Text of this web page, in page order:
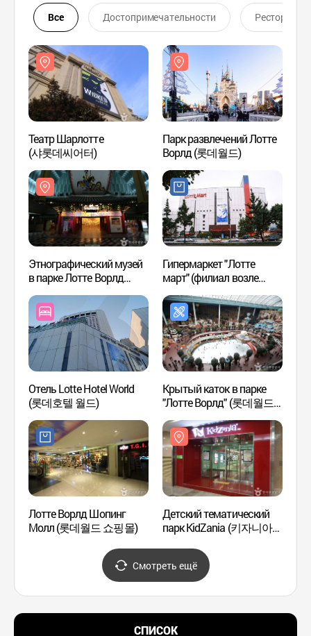
Все Достопримечательности Ресторан
Театр Шарлотте
(샤롯데씨어터)
Парк развлечений Лотте
Ворлд (롯데월드)
Этнографический музей
в парке Лотте Ворлд
(롯데월드 민속박물관)
Гипермаркет "Лотте
март" (филиал возле
парка "Лотте Волд")
(롯데마트-월드점)
Отель Lotte Hotel World
(롯데호텔 월드)
Крытый каток в парке
"Лотте Ворлд" (롯데월드
아이스링크(실내))
Лотте Ворлд Шопинг
Молл (롯데월드 쇼핑몰)
Детский тематический
парк KidZania (키자니아
Смотреть ещё
СПИСОК